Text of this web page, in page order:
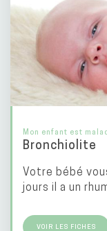
Mon enfant est
Bronchiolite
Votre bébé
jours il a un
VOIR LES FICHES